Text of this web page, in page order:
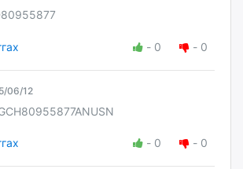
- 0 - 0
06/12
- 0 - 0